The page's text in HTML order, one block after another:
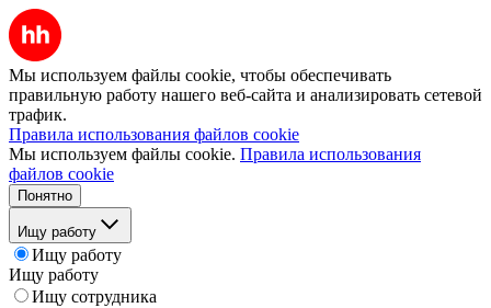
Мы используем файлы cookie, чтобы обеспечивать
правильную работу нашего веб-сайта и анализировать сетевой
трафик.
Правила использования файлов cookie
Мы используем файлы cookie. Правила использования
файлов cookie
Понятно
Ищу работу
Ищу работу
Ищу работу
Ищу сотрудника